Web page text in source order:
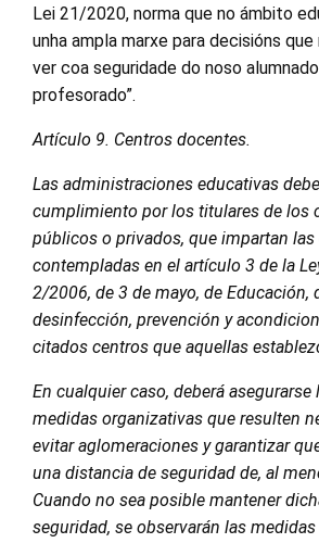
Lei 21/2020, norma que no ámbito
unha ampla marxe para decisións
ver coa seguridade do noso
profesorado”.
Artículo 9. Centros docentes.
Las administraciones educativas
cumplimiento por los titulares de los
públicos o privados, que impartan las
contempladas en el artículo 3 de la
2/2006, de 3 de mayo, de Educación,
desinfección, prevención y
citados centros que aquellas
En cualquier caso, deberá
medidas organizativas que resulten
evitar aglomeraciones y garantizar
una distancia de seguridad de, al
Cuando no sea posible mantener
seguridad, se observarán las